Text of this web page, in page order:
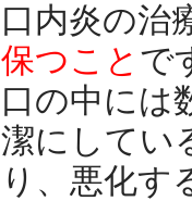
口内炎の治
保つこと で
口の中には
潔にしてい
り、悪化す